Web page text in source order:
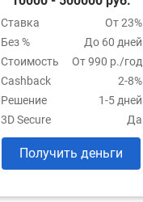
Ставка
От 23%
Без %
До 60 дней
Стоимость
От 990 р./год
Cashback
2-8%
Решение
1-5 дней
3D Secure
Да
Получить деньги